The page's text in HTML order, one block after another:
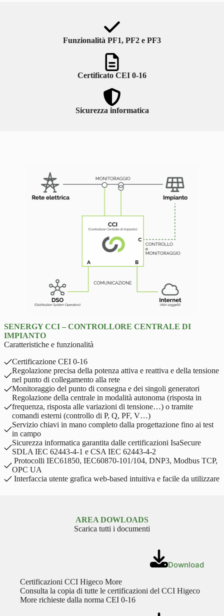
Funzionalità PF1, PF2 e PF3
Certificato CEI 0-16
Sicurezza informatica
SENERGY CCI – CONTROLLORE CENTRALE DI
IMPIANTO
Caratteristiche e funzionalità
Certificazione CEI 0-16
Regolazione precisa della potenza attiva e reattiva e della tensione
nel punto di collegamento alla rete
Monitoraggio del punto di consegna e dei singoli generatori
Regolazione della centrale in modalità autonoma (risposta in
frequenza, risposta alle variazioni di tensione…) o tramite
comandi esterni (controllo di P, Q, PF, V…)
Servizio chiavi in mano completo dalla progettazione fino ai test
in campo
Sicurezza informatica garantita dalle certificazioni IsaSecure
SDLA IEC 62443-4-1 e CSA IEC 62443-4-2
Protocolli IEC61850, IEC60870-101/104, DNP3, Modbus TCP,
OPC UA
Interfaccia utente grafica web-based intuitiva e facile da utilizzare
AREA DOWLOADS
Scarica tutti i documenti
Download
Certificazioni CCI Higeco More
Consulta la copia di tutte le certificazioni del CCI Higeco
More richieste dalla norma CEI 0-16